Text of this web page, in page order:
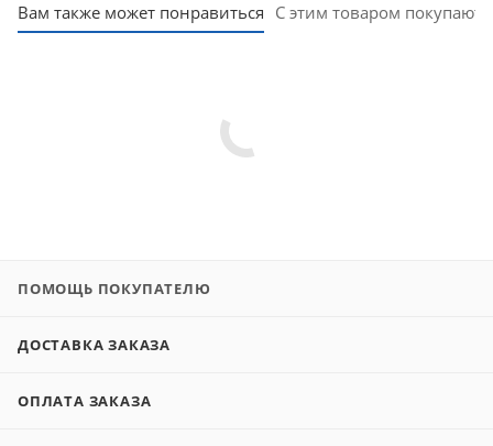
Вам также может понравиться С этим товаром покупают
ПОМОЩЬ ПОКУПАТЕЛЮ
ДОСТАВКА ЗАКАЗА
ОПЛАТА ЗАКАЗА